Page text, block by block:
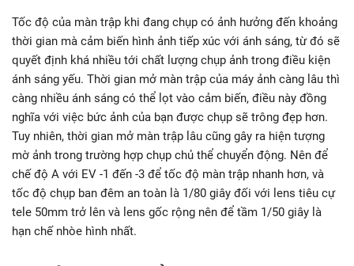
Tốc độ của màn trập khi đang chụp có ảnh hưởng đến khoảng
thời gian mà cảm biến hình ảnh tiếp xúc với ánh sáng, từ đó sẽ
quyết định khá nhiều tới chất lượng chụp ảnh trong điều kiện
ánh sáng yếu. Thời gian mở màn trập của máy ảnh càng lâu thì
càng nhiều ánh sáng có thể lọt vào cảm biến, điều này đồng
nghĩa với việc bức ảnh của bạn được chụp sẽ trông đẹp hơn.
Tuy nhiên, thời gian mở màn trập lâu cũng gây ra hiện tượng
mờ ảnh trong trường hợp chụp chủ thể chuyển động. Nên để
chế độ A với EV -1 đến -3 để tốc độ màn trập nhanh hơn, và
tốc độ chụp ban đêm an toàn là 1/80 giây đối với lens tiêu cự
tele 50mm trở lên và lens gốc rộng nên để tầm 1/50 giây là
hạn chế nhòe hình nhất.